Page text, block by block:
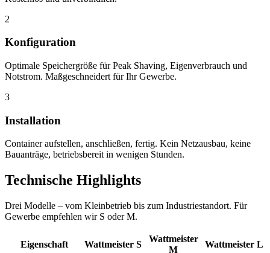
2
Konfiguration
Optimale Speichergröße für Peak Shaving, Eigenverbrauch und
Notstrom. Maßgeschneidert für Ihr Gewerbe.
3
Installation
Container aufstellen, anschließen, fertig. Kein Netzausbau, keine
Bauanträge, betriebsbereit in wenigen Stunden.
Technische Highlights
Drei Modelle – vom Kleinbetrieb bis zum Industriestandort. Für
Gewerbe empfehlen wir S oder M.
Eigenschaft Wattmeister S
Wattmeister
M
Wattmeister L